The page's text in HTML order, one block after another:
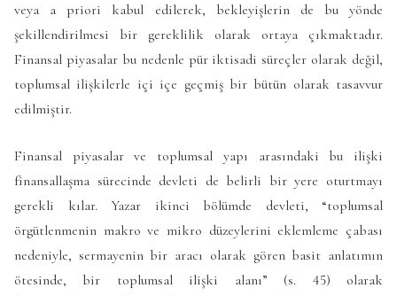
veya a priori kabul edilerek, bekleyişlerin de bu yönde
şekillendirilmesi bir gereklilik olarak ortaya çıkmaktadır.
Finansal piyasalar bu nedenle pür iktisadi süreçler olarak değil,
toplumsal ilişkilerle içi içe geçmiş bir bütün olarak tasavvur
edilmiştir.
Finansal piyasalar ve toplumsal yapı arasındaki bu ilişki
finansallaşma sürecinde devleti de belirli bir yere oturtmayı
gerekli kılar. Yazar ikinci bölümde devleti, “toplumsal
örgütlenmenin makro ve mikro düzeylerini eklemleme çabası
nedeniyle, sermayenin bir aracı olarak gören basit anlatımın
ötesinde, bir toplumsal ilişki alanı” (s. 45) olarak